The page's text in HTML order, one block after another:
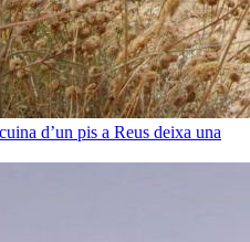
d’un pis a Reus deixa una